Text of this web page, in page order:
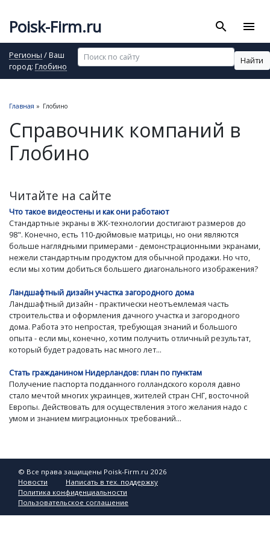
Poisk-Firm.ru search menu
Регионы / Ваш
город: Глобино
Найти
Главная » Глобино
Справочник компаний в
Глобино
Читайте на сайте
Что такое видеостены и как они работают
Стандартные экраны в ЖК-технологии достигают размеров до
98". Конечно, есть 110-дюймовые матрицы, но они являются
больше наглядными примерами - демонстрационными экранами,
нежели стандартным продуктом для обычной продажи. Но что,
если мы хотим добиться большего диагонального изображения?
Ландшафтный дизайн участка загородного дома
Ландшафтный дизайн - практически неотъемлемая часть
строительства и оформления дачного участка и загородного
дома. Работа это непростая, требующая знаний и большого
опыта - если мы, конечно, хотим получить отличный результат,
который будет радовать нас много лет...
Стать гражданином Нидерландов: план по пунктам
Получение паспорта подданного голландского короля давно
стало мечтой многих украинцев, жителей стран СНГ, восточной
Европы. Действовать для осуществления этого желания надо с
умом и знанием миграционных требований...
© Все права защищены Poisk-Firm.ru 2026
Новости
Написать в тех. поддержку
Политика конфиденциальности
Пользовательское соглашение